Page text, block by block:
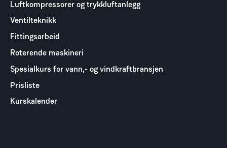
Luftkompressorer og trykkluftanlegg
Ventilteknikk
Fittingsarbeid
Roterende maskineri
Spesialkurs for vann,- og vindkraftbransjen
Prisliste
Kurskalender